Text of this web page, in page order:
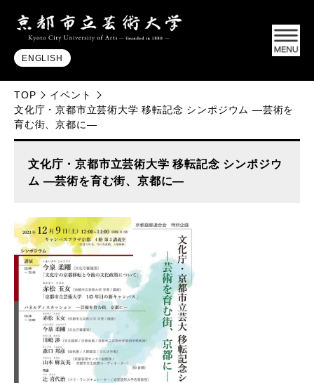
ENGLISH
TOP
イベント
文化庁・京都市立芸術大学 移転記念 シンポジウム ―芸術を
育む街、京都に―
文化庁・京都市立芸術大学 移転記念 シンポジウ
ム ―芸術を育む街、京都に―